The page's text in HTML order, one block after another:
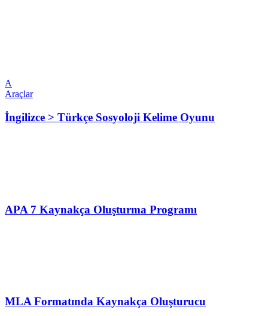
A
Araçlar
İngilizce > Türkçe Sosyoloji Kelime Oyunu
APA 7 Kaynakça Oluşturma Programı
MLA Formatında Kaynakça Oluşturucu